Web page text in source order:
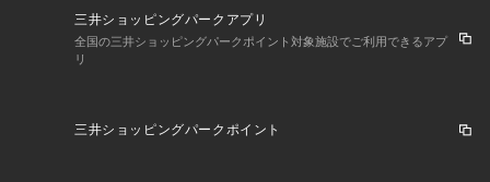
三井ショッピングパークアプリ
全国の三井ショッピングパークポイント対象施設でご利用できるアプ
リ
三井ショッピングパークポイント